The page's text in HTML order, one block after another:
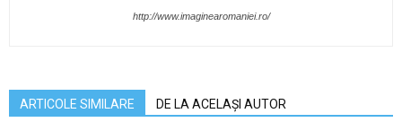
http://www.imaginearomaniei.ro/
ARTICOLE SIMILARE DE LA ACELAȘI AUTOR